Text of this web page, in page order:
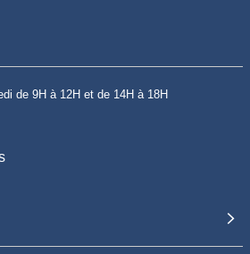
de 9H à 12H et de 14H à 18H